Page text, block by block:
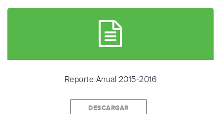
Reporte Anual 2015-2016
DESCARGAR